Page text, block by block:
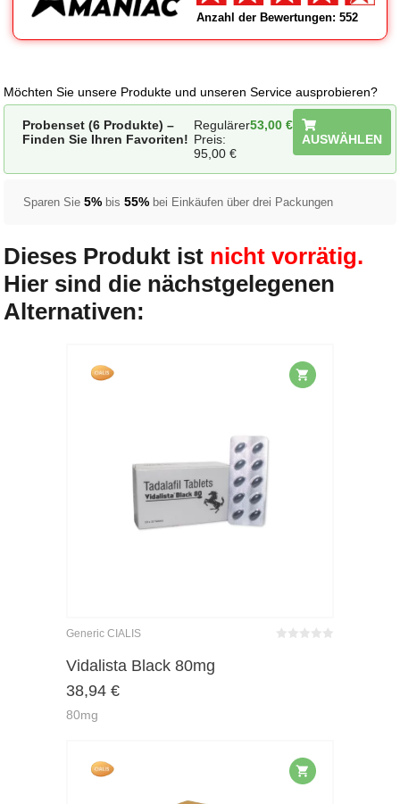
Anzahl der Bewertungen: 552
Möchten Sie unsere Produkte und unseren Service ausprobieren?
Probenset (6 Produkte) –
Finden Sie Ihren Favoriten!
Regulärer
Preis:
95,00 €
53,00 €
AUSWÄHLEN
Sparen Sie5% bis55% bei Einkäufen über drei Packungen
Dieses Produkt ist nicht vorrätig.
Hier sind die nächstgelegenen
Alternativen:
Generic CIALIS
Vidalista Black 80mg
38,94 €
80mg